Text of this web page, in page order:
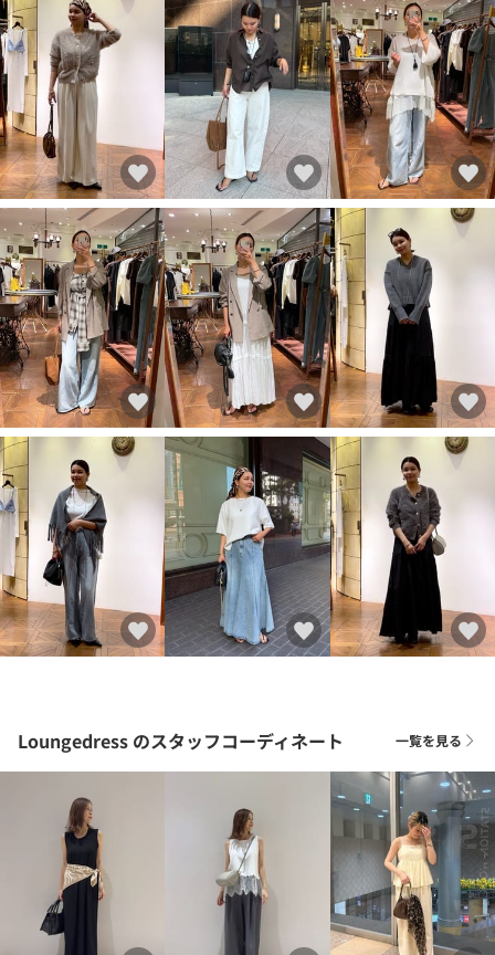
Loungedress のスタッフコーディネート 一覧を見る